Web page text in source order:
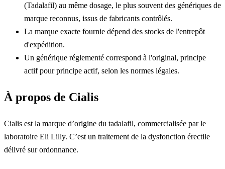
(Tadalafil) au même dosage, le plus souvent des génériques de
marque reconnus, issus de fabricants contrôlés.
La marque exacte fournie dépend des stocks de l'entrepôt
d'expédition.
Un générique réglementé correspond à l'original, principe
actif pour principe actif, selon les normes légales.
À propos de Cialis
Cialis est la marque d’origine du tadalafil, commercialisée par le
laboratoire Eli Lilly. C’est un traitement de la dysfonction érectile
délivré sur ordonnance.